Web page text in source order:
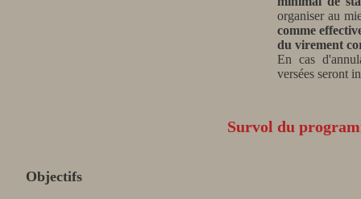
organiser au
comme
du virement
En cas
versées seront
Survol du
Objectifs